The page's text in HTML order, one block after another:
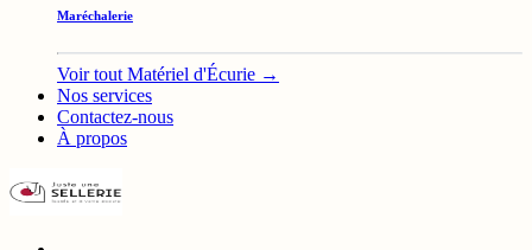
Maréchalerie
Voir tout Matériel d'Écurie →
Nos services
Contactez-nous
À propos